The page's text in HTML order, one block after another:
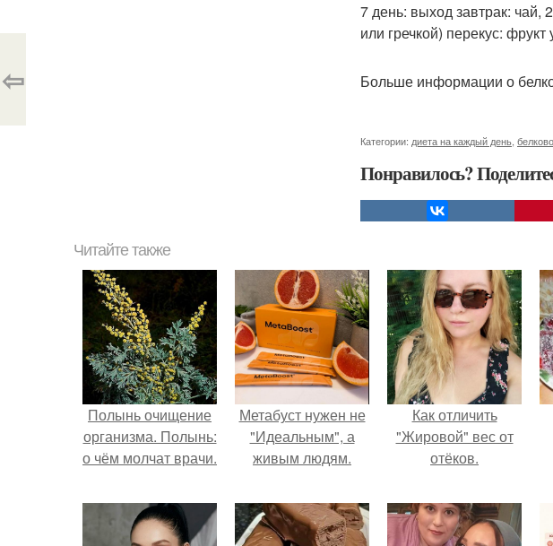
7 день: выход завтрак: чай,
или гречкой) перекус:
Больше информации о
Категории: диета на каждый день
Понравилось?
⇦
Читайте также
Полынь очищение
организма. Полынь:
о чём молчат врачи.
Метабуст нужен не
"Идеальным", а
живым людям.
Как отличить
"Жировой" вес от
отёков.